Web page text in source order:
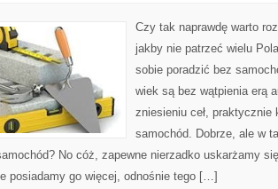
Czy tak naprawdę warto
jakby nie patrzeć wielu
sobie poradzić bez
wiek są bez wątpienia erą
zniesieniu ceł,
samochód. Dobrze, ale w
No cóż, zapewne nierzadko uskarżamy
posiadamy go więcej, odnośnie tego […]